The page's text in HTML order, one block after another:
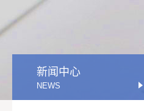
新闻中心
NEWS